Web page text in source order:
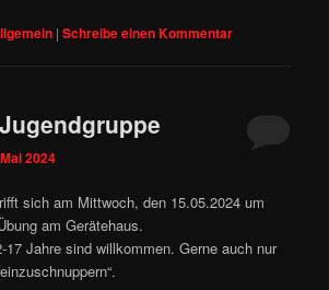
|Schreibe einen Kommentar
2024
sich am Mittwoch, den 15.05.2024 um
am Gerätehaus.
17 Jahre sind willkommen. Gerne auch nur